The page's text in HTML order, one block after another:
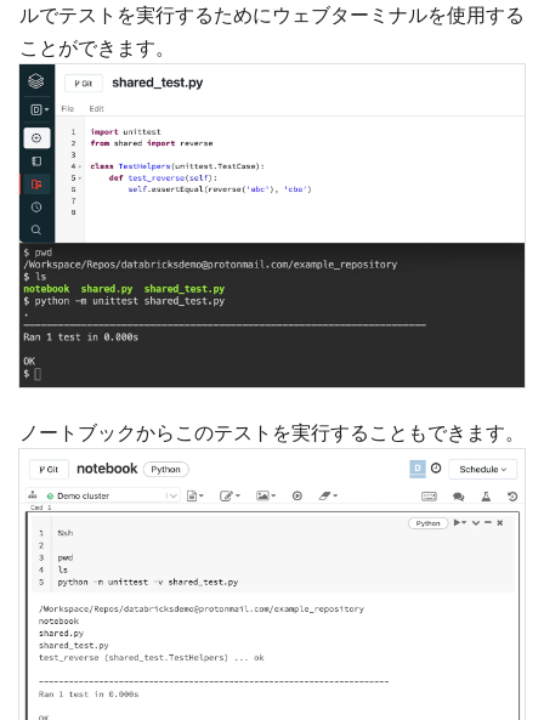
ルでテストを実行するためにウェブターミナルを使用する
ことができます。
ノートブックからこのテストを実行することもできます。